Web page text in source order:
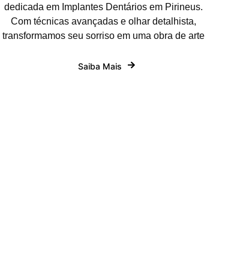
dedicada em Implantes Dentários em Pirineus.
Com técnicas avançadas e olhar detalhista,
transformamos seu sorriso em uma obra de arte
Saiba Mais